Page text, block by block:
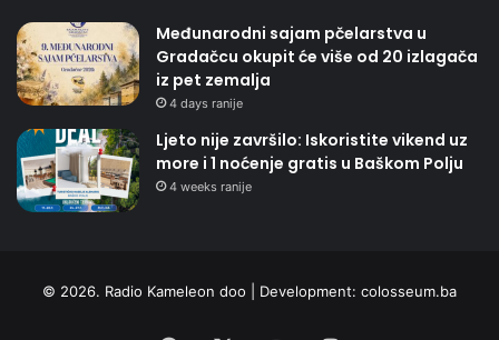
Međunarodni sajam pčelarstva u
Gradačcu okupit će više od 20 izlagača
iz pet zemalja
4 days ranije
Ljeto nije završilo: Iskoristite vikend uz
more i 1 noćenje gratis u Baškom Polju
4 weeks ranije
© 2026. Radio Kameleon doo | Development: colosseum.ba